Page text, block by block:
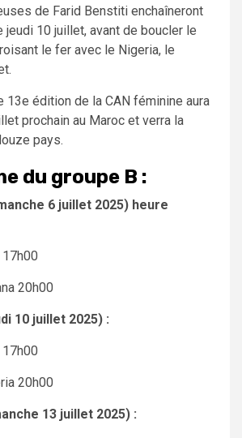
de Farid Benstiti enchaîneront
jeudi 10 juillet, avant de boucler le
le fer avec le Nigeria, le
13e édition de la CAN féminine aura
prochain au Maroc et verra la
pays.
du groupe B :
6 juillet 2025) heure
20h00
10 juillet 2025) :
20h00
13 juillet 2025) :